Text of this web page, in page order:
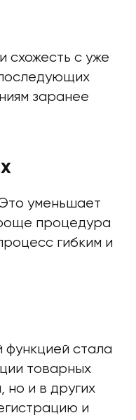
схожесть с уже
заранее
уменьшает
процедура
гибким и
стала
товарных
но и в других
и